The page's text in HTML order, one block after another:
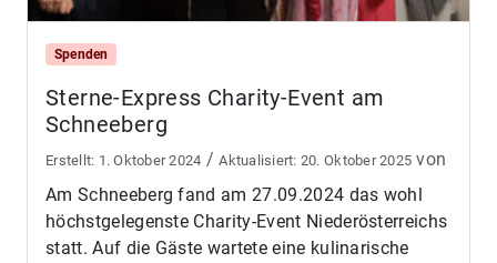
Spenden
Sterne-Express Charity-Event am
Schneeberg
1. Oktober 2024 / 20. Oktober 2025 von
Am Schneeberg fand am 27.09.2024 das wohl
höchstgelegenste Charity-Event Niederösterreichs
statt. Auf die Gäste wartete eine kulinarische